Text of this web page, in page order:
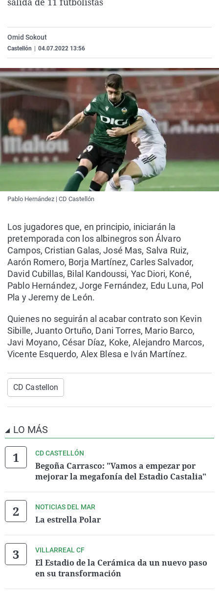
Gente viajera
Retornados
Operación Viuda
Galicia
Navarra
País Vasco
Televisión
Omid Sokout
Castellón 04.07.2022 13:56
Pablo Hernández | CD Castellón
Los jugadores que, en principio, iniciarán la
pretemporada con los albinegros son Álvaro
Campos, Cristian Galas, José Mas, Salva Ruiz,
Aarón Romero, Borja Martínez, Carles Salvador,
David Cubillas, Bilal Kandoussi, Yac Diori, Koné,
Pablo Hernández, Jorge Fernández, Edu Luna, Pol
Pla y Jeremy de León.
Quienes no seguirán al acabar contrato son Kevin
Sibille, Juanto Ortuño, Dani Torres, Mario Barco,
Javi Moyano, César Díaz, Koke, Alejandro Marcos,
Vicente Esquerdo, Alex Blesa e Iván Martínez.
CD Castellon
LO MÁS
CD CASTELLÓN
Begoña Carrasco: "Vamos a empezar por
mejorar la megafonía del Estadio Castalia"
NOTICIAS DEL MAR
La estrella Polar
VILLARREAL CF
El Estadio de la Cerámica da un nuevo paso
en su transformación